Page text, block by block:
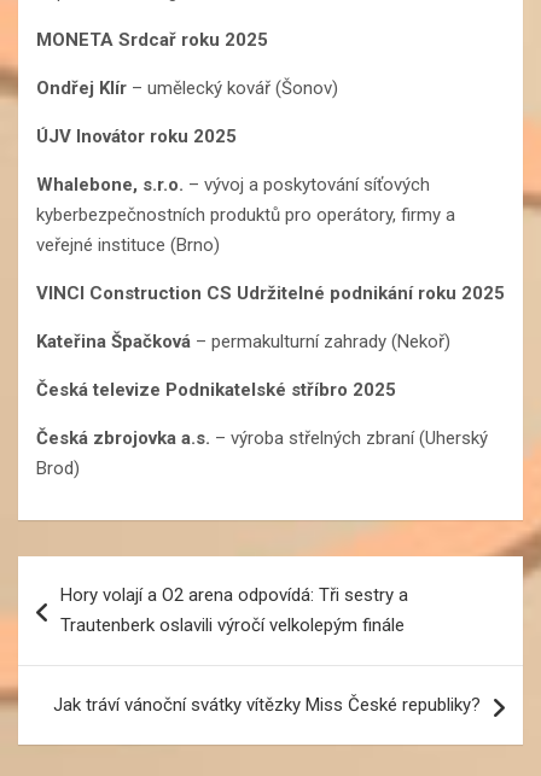
MONETA Srdcař roku 2025
Ondřej Klír – umělecký kovář (Šonov)
ÚJV Inovátor roku 2025
Whalebone, s.r.o. – vývoj a poskytování síťových
kyberbezpečnostních produktů pro operátory, firmy a
veřejné instituce (Brno)
VINCI Construction CS Udržitelné podnikání roku 2025
Kateřina Špačková – permakulturní zahrady (Nekoř)
Česká televize Podnikatelské stříbro 2025
Česká zbrojovka a.s. – výroba střelných zbraní (Uherský
Brod)
proHory volají a O2 arena odpovídá: Tři sestry a
Trautenberk oslavili výročí velkolepým finále
Jak tráví vánoční svátky vítězky Miss České republiky?